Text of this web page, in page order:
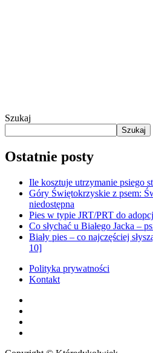
Szukaj
Szukaj
Ostatnie posty
Ile kosztuje utrzymanie psiego
Góry Świętokrzyskie z psem:
niedostępna
Pies w typie JRT/PRT do
Co słychać u Białego Jacka –
Biały pies – co najczęściej
10]
Polityka prywatności
Kontakt